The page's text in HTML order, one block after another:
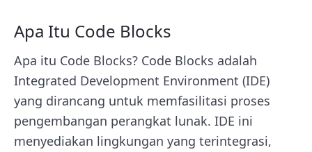
Apa Itu Code Blocks
Apa itu Code Blocks? Code Blocks adalah
Integrated Development Environment (IDE)
yang dirancang untuk memfasilitasi proses
pengembangan perangkat lunak. IDE ini
menyediakan lingkungan yang terintegrasi,